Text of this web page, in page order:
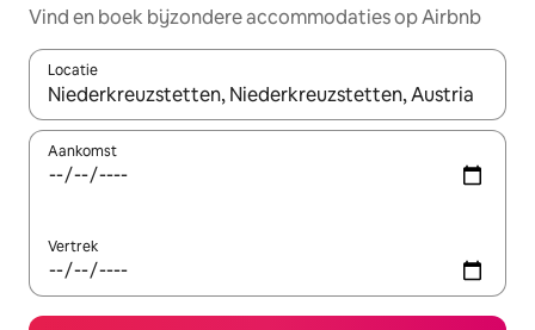
Vind en boek bijzondere accommodaties op Airbnb
Locatie
Wanneer er resultaten beschikbaar zijn, maak je een keuze
Aankomst
Vertrek